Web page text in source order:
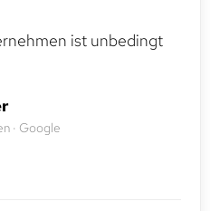
ist unbedingt
· Google